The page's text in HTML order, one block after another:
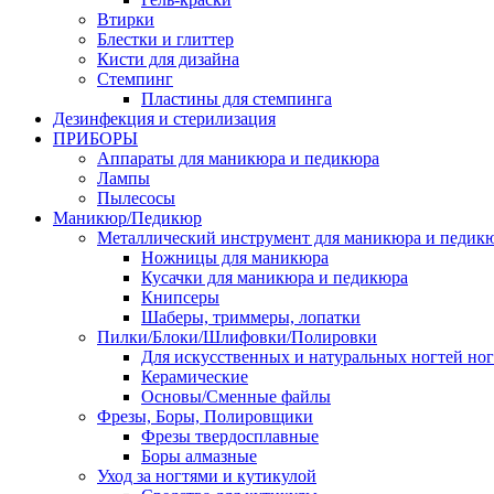
Втирки
Блестки и глиттер
Кисти для дизайна
Стемпинг
Пластины для стемпинга
Дезинфекция и стерилизация
ПРИБОРЫ
Аппараты для маникюра и педикюра
Лампы
Пылесосы
Маникюр/Педикюр
Металлический инструмент для маникюра и
Ножницы для маникюра
Кусачки для маникюра и педикюра
Книпсеры
Шаберы, триммеры, лопатки
Пилки/Блоки/Шлифовки/Полировки
Для искусственных и натуральных ногтей
Керамические
Основы/Сменные файлы
Фрезы, Боры, Полировщики
Фрезы твердосплавные
Боры алмазные
Уход за ногтями и кутикулой